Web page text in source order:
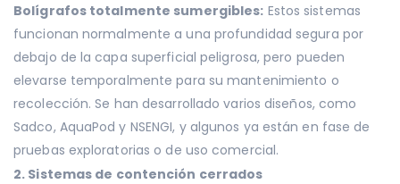
Bolígrafos totalmente sumergibles: Estos sistemas
funcionan normalmente a una profundidad segura por
debajo de la capa superficial peligrosa, pero pueden
elevarse temporalmente para su mantenimiento o
recolección. Se han desarrollado varios diseños, como
Sadco, AquaPod y NSENGI, y algunos ya están en fase de
pruebas exploratorias o de uso comercial.
2. Sistemas de contención cerrados